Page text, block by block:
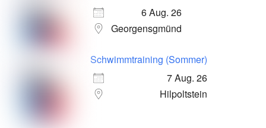
6 Aug. 26
Georgensgmünd
Schwimmtraining (Sommer)
7 Aug. 26
Hilpoltstein